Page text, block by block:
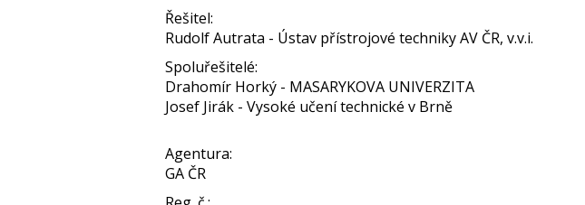
Řešitel:
Rudolf Autrata - Ústav přístrojové techniky AV ČR, v.v.i.
Spoluřešitelé:
Drahomír Horký - MASARYKOVA UNIVERZITA
Josef Jirák - Vysoké učení technické v Brně
Agentura:
GA ČR